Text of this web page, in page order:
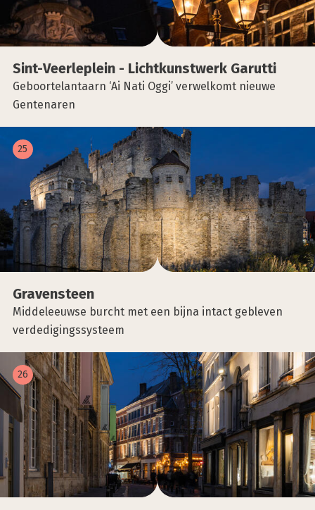
Sint-Veer­le­plein - Licht­kunst­werk Garut­ti
Geboortelantaarn ‘Ai Nati Oggi’ verwelkomt nieuwe
Gentenaren
Gra­ven­steen
Middeleeuwse burcht met een bijna intact gebleven
verdedigingssysteem
25
26